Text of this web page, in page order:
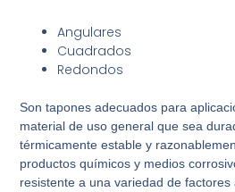
Angulares
Cuadrados
Redondos
Son tapones adecuados para
material de uso general que sea
térmicamente estable y
productos químicos y medios
resistente a una variedad de